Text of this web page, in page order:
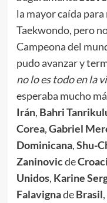
la mayor caída
Taekwondo, pero
Campeona del
pudo avanzar y
no lo es todo en la
esperaba mucho
Irán, Bahri
Corea,Gabriel
Dominicana,Shu-
Zaninovicde
Unidos, Karine
FalavignadeBrasil,